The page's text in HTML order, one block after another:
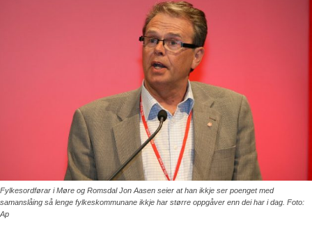
Fylkesordførar i Møre og Romsdal Jon Aasen seier at han ikkje ser poenget med
samanslåing så lenge fylkeskommunane ikkje har større oppgåver enn dei har i dag. Foto:
Ap